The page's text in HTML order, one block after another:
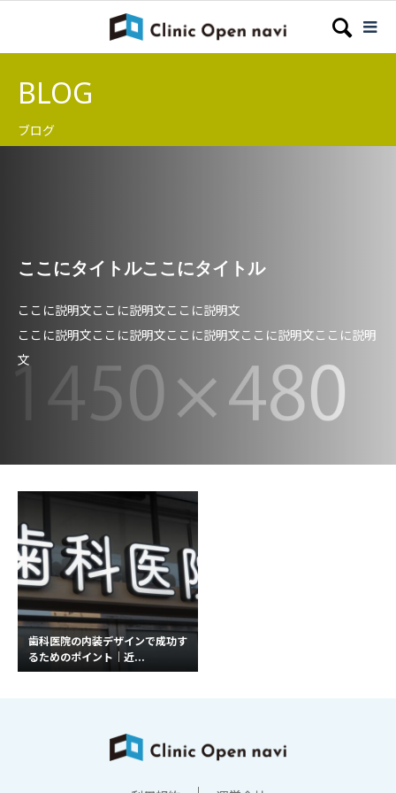
BLOG
ブログ
ここにタイトルここにタイトル
ここに説明文ここに説明文ここに説明文
ここに説明文ここに説明文ここに説明文ここに説明文ここに説明
文
歯科医院の内装デザインで成功す
るためのポイント｜近...